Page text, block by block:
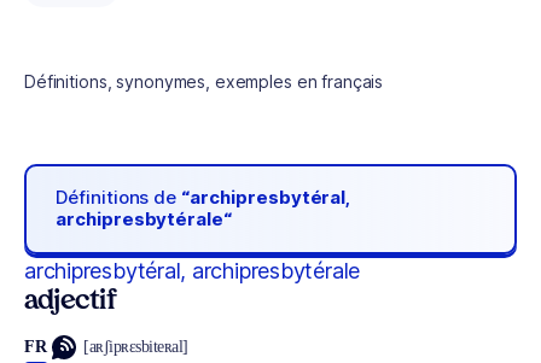
Définitions, synonymes, exemples en français
Définitions de “archipresbytéral,
archipresbytérale“
archipresbytéral, archipresbytérale
adjectif
FR [aʀʃipʀɛsbiteʀal]